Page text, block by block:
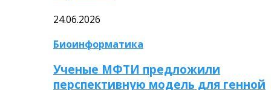
24.06.2026
Биоинформатика
Ученые МФТИ предложили
перспективную модель для генной